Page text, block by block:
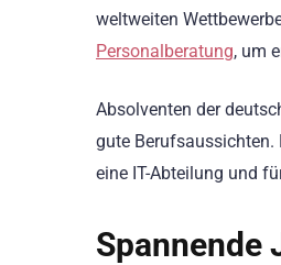
weltweiten
Personalberatung, um
Absolventen der
gute
eine IT-Abteilung und
Spannende